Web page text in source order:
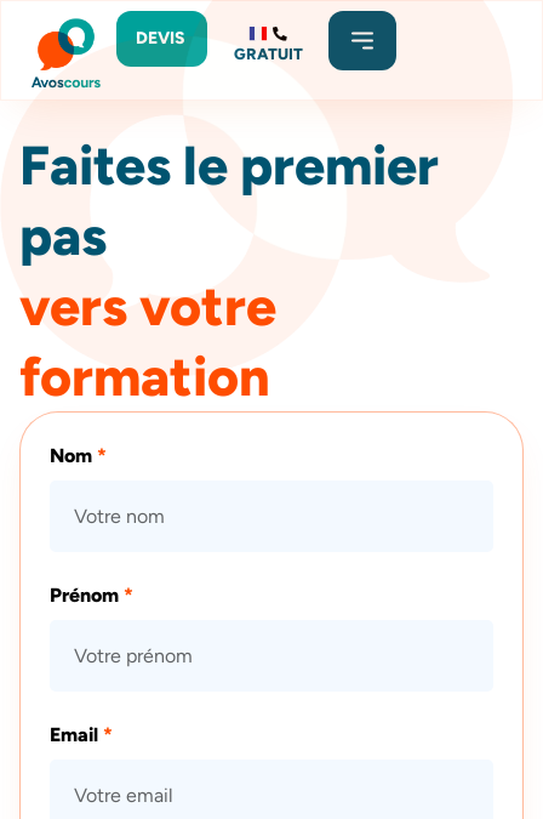
DEVIS
GRATUIT
Faites le premier
pas
vers votre
formation
Nom *
Prénom *
Email *